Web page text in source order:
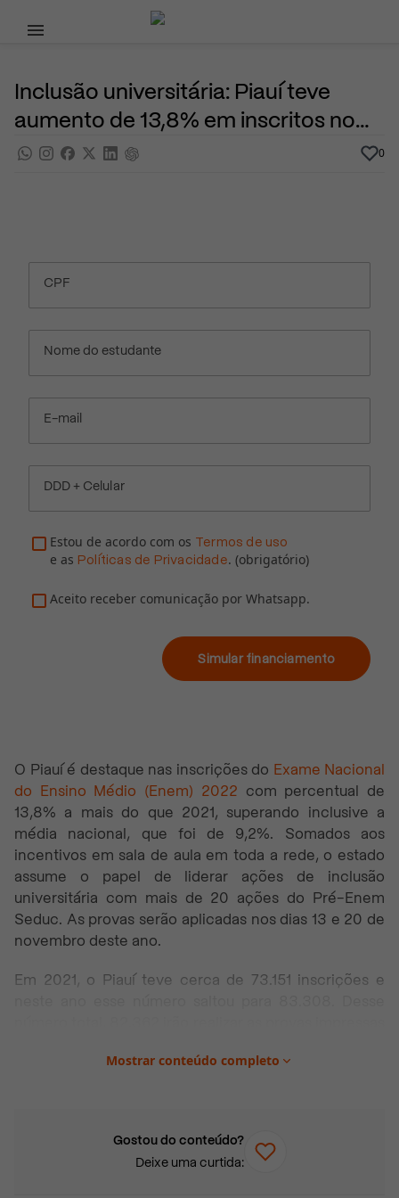
Pular para o conteúdo principal
Inclusão universitária: Piauí teve
aumento de 13,8% em inscritos no
Enem 2022
0
CPF
Nome do estudante
E-mail
DDD + Celular
Estou de acordo com os Termos de uso
e as Políticas de Privacidade. (obrigatório)
Aceito receber comunicação por Whatsapp.
Simular financiamento
O Piauí é destaque nas inscrições do Exame Nacional
do Ensino Médio (Enem) 2022 com percentual de
13,8% a mais do que 2021, superando inclusive a
média nacional, que foi de 9,2%. Somados aos
incentivos em sala de aula em toda a rede, o estado
assume o papel de liderar ações de inclusão
universitária com mais de 20 ações do Pré-Enem
Seduc. As provas serão aplicadas nos dias 13 e 20 de
novembro deste ano.
Em 2021, o Piauí teve cerca de 73.151 inscrições e
vem sendo implantado pelo INEP desde 2020. As
Esse dado positivo do Piauí se deve a estratégia de
Mostrar conteúdo completo
Gostou do conteúdo?
Deixe uma curtida: